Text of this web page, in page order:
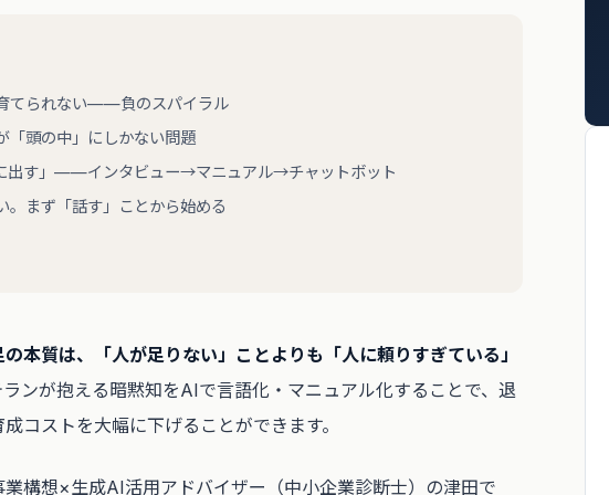
てられない——負のスパイラル
「頭の中」にしかない問題
出す」——インタビュー→マニュアル→チャットボット
。まず「話す」ことから始める
本質は、「人が足りない」ことよりも「人に頼りすぎている」
ランが抱える暗黙知をAIで言語化・マニュアル化することで、退
コストを大幅に下げることができます。
構想×生成AI活用アドバイザー（中小企業診断士）の津田で